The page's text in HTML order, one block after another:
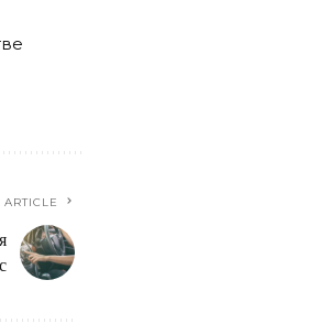
ARTICLE